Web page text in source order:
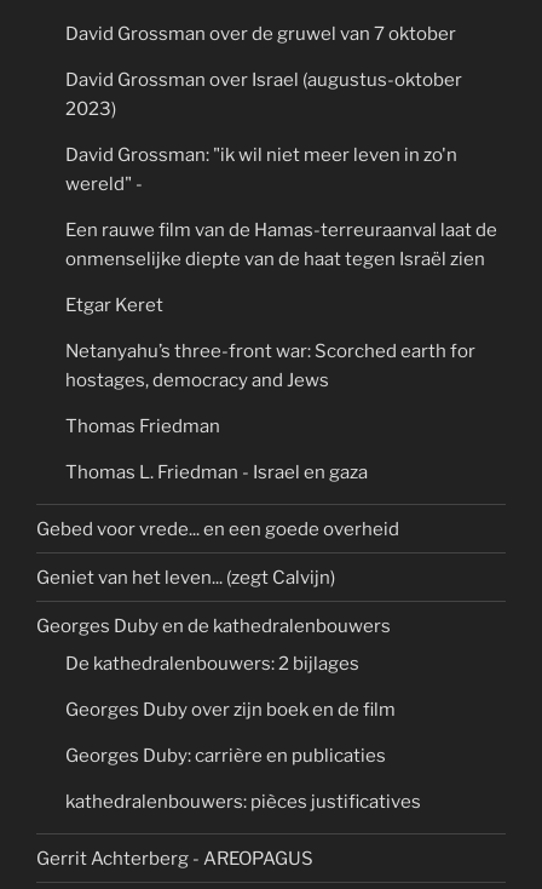
David Grossman over de gruwel van 7 oktober
David Grossman over Israel (augustus-oktober
2023)
David Grossman: "ik wil niet meer leven in zo'n
wereld" -
Een rauwe film van de Hamas-terreuraanval laat de
onmenselijke diepte van de haat tegen Israël zien
Etgar Keret
Netanyahu’s three-front war: Scorched earth for
hostages, democracy and Jews
Thomas Friedman
Thomas L. Friedman - Israel en gaza
Gebed voor vrede... en een goede overheid
Geniet van het leven... (zegt Calvijn)
Georges Duby en de kathedralenbouwers
De kathedralenbouwers: 2 bijlages
Georges Duby over zijn boek en de film
Georges Duby: carrière en publicaties
kathedralenbouwers: pièces justificatives
Gerrit Achterberg - AREOPAGUS